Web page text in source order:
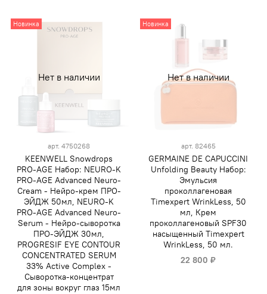
Нет в наличии
Новинка
арт. 4750268
KEENWELL Snowdrops
PRO-AGE Набор: NEURO-K
PRO-AGE Advanced Neuro-
Cream - Нейро-крем ПРО-
ЭЙДЖ 50мл, NEURO-K
PRO-AGE Advanced Neuro-
Serum - Нейро-сыворотка
ПРО-ЭЙДЖ 30мл,
PROGRESIF EYE CONTOUR
CONCENTRATED SERUM
33% Active Complex -
Сыворотка-концентрат
для зоны вокруг глаз 15мл
Нет в наличии
Новинка
арт. 82465
GERMAINE DE CAPUCCINI
Unfolding Beauty Набор:
Эмульсия
проколлагеновая
Timexpert WrinkLess, 50
мл, Крем
проколлагеновый SPF30
насыщенный Timexpert
WrinkLess, 50 мл.
22 800 ₽